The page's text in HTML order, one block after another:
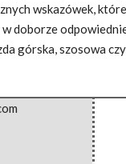
wskazówek,
doborze
górska, szosowa